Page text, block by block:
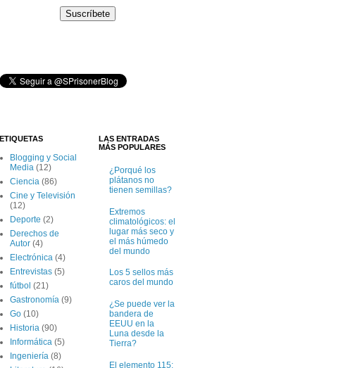
ETIQUETAS
Blogging y Social
Media (12)
Ciencia (86)
Cine y Televisión
(12)
Deporte (2)
Derechos de
Autor (4)
Electrónica (4)
Entrevistas (5)
fútbol (21)
Gastronomía (9)
Go (10)
Historia (90)
Informática (5)
Ingeniería (8)
LAS ENTRADAS
MÁS POPULARES
¿Porqué los
plátanos no
tienen semillas?
Extremos
climatológicos: el
lugar más seco y
el más húmedo
del mundo
Los 5 sellos más
caros del mundo
¿Se puede ver la
bandera de
EEUU en la
Luna desde la
Tierra?
El elemento 115: